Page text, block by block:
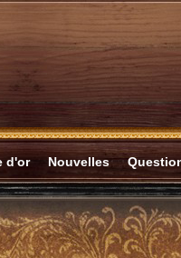
d'or Nouvelles